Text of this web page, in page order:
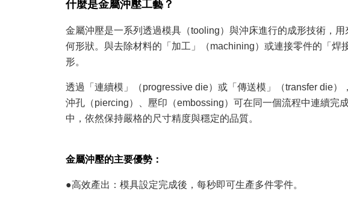
什麼是金屬沖壓工藝？
金屬沖壓是一系列透過模具（tooling）與沖床進行的成形技術，
何形狀。與去除材料的「加工」（machining）或連接零件的「
形。
透過「連續模」（progressive die）或「傳送模」（transfer die）
沖孔（piercing）、壓印（embossing）可在同一個流程中連續完
中，依然保持嚴格的尺寸精度與穩定的品質。
金屬沖壓的主要優勢：
●高效產出：模具設定完成後，每秒即可生產多件零件。